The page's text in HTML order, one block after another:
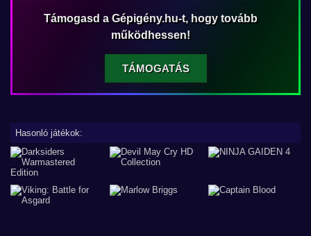
Támogasd a Gépigény.hu-t, hogy tovább
működhessen!
TÁMOGATÁS
Hasonló játékok: